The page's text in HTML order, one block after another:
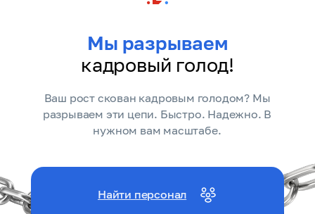
Найти персонал
Мы разрываем
кадровый голод!
Ваш рост скован кадровым голодом? Мы
разрываем эти цепи. Быстро. Надежно. В
нужном вам масштабе.